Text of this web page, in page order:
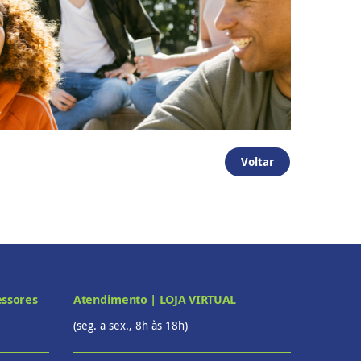
Voltar
Atendimento | LOJA VIRTUAL
(seg. a sex., 8h às 18h)